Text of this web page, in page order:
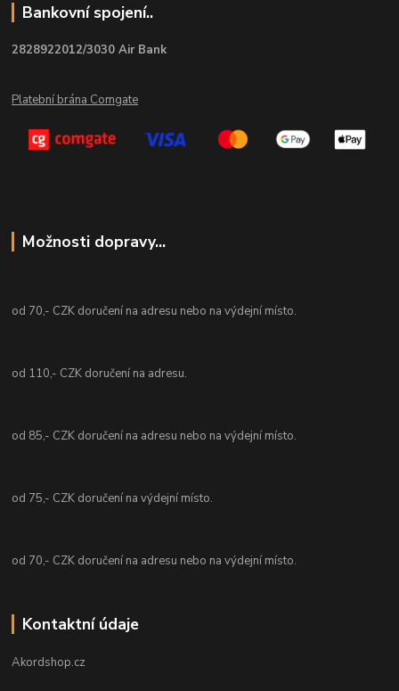
Bankovní spojení..
2828922012/3030 Air Bank
Platební brána Comgate
Možnosti dopravy...
od 70,- CZK doručení na adresu nebo na výdejní místo.
od 110,- CZK doručení na adresu.
od 85,- CZK doručení na adresu nebo na výdejní místo.
od 75,- CZK doručení na výdejní místo.
od 70,- CZK doručení na adresu nebo na výdejní místo.
Kontaktní údaje
Akordshop.cz